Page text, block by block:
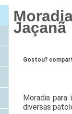
Jaçanã
Gostou?
Moradia
diversas